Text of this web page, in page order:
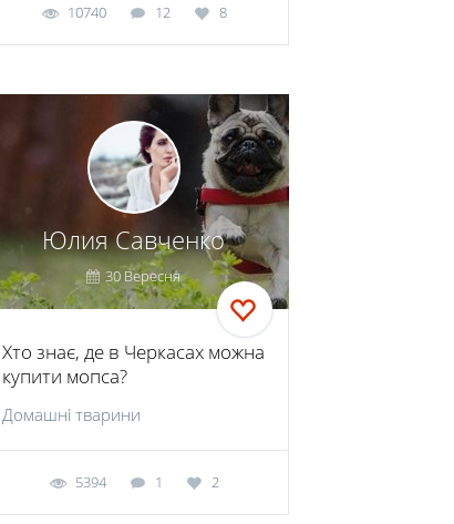
10740 12 8
Юлия Савченко
30 Вересня
Хто знає, де в Черкасах можна
купити мопса?
Домашні тварини
5394 1 2